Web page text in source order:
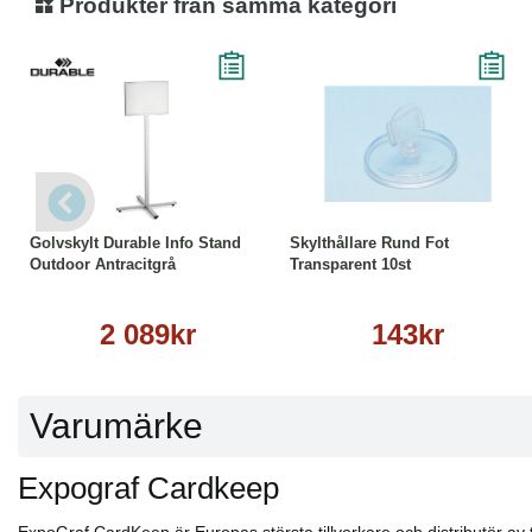
Produkter från samma kategori
Golvskylt Durable Info Stand
Outdoor Antracitgrå
2 089kr
Läs mer
Skylthållare Rund Fot
Transparent 10st
143kr
Varumärke
Expograf Cardkeep